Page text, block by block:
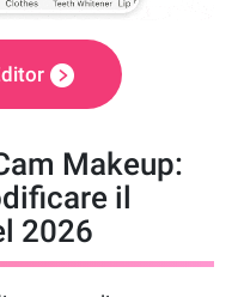
Makeup:
il
2026